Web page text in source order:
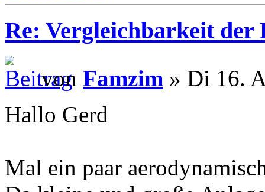
Re: Vergleichbarkeit der
von Famzim » Di 16.
Hallo Gerd
Mal ein paar